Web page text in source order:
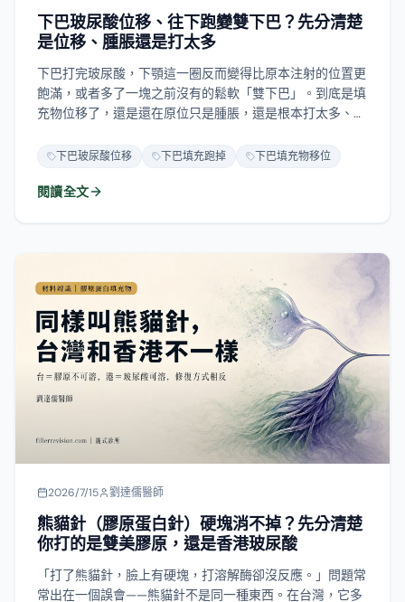
下巴玻尿酸位移、往下跑變雙下巴？先分清楚
是位移、腫脹還是打太多
下巴打完玻尿酸，下顎這一圈反而變得比原本注射的位置更
飽滿，或者多了一塊之前沒有的鬆軟「雙下巴」。到底是填
充物位移了，還是還在原位只是腫脹，還是根本打太多、堆
篇說明下巴填充物為什麼會跑、跑掉後臉會變成什麼樣、怎
自的界線在哪。
下巴玻尿酸位移 下巴填充跑掉 下巴填充物移位
閱讀全文
2026/7/15 劉達儒醫師
熊貓針（膠原蛋白針）硬塊消不掉？先分清楚
你打的是雙美膠原，還是香港玻尿酸
「打了熊貓針，臉上有硬塊，打溶解酶卻沒反應。」問題常
常出在一個誤會——熊貓針不是同一種東西。在台灣，它多